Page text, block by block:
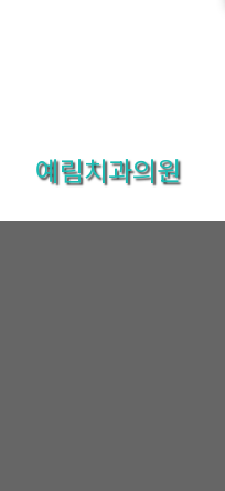
건
예림치과의원